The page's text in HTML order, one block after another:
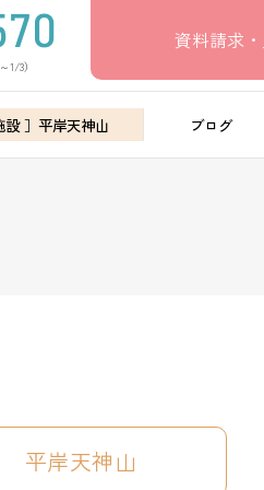
1/3）
資料請求
設 ］平岸天神山 ブログ
平岸天神山